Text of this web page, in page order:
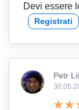
Devi essere
Registrati
Petr